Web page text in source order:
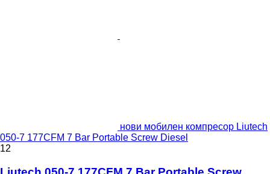
нови мобилен компресор Liutech
050-7 177CFM 7 Bar Portable Screw Diesel
12